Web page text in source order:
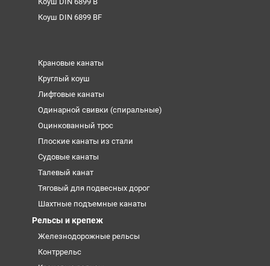
Коуш DIN 6899 BF
Крановые канаты
Круглый коуш
Лифтовые канаты
Одинарной свивки (спиральные)
Оцинкованный трос
Плоские канаты из стали
Судовые канаты
Талевый канат
Тяговый для подвесных дорог
Шахтные подъемные канаты
Рельсы и крепеж
Железнодорожные рельсы
Контррельс